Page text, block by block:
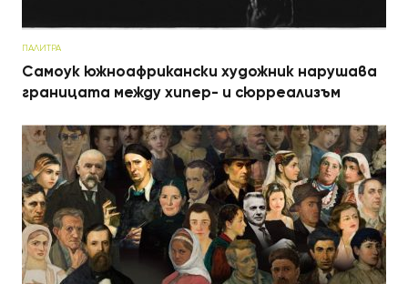
ПАЛИТРА
Самоук южноафрикански художник нарушава
границата между хипер- и сюрреализъм